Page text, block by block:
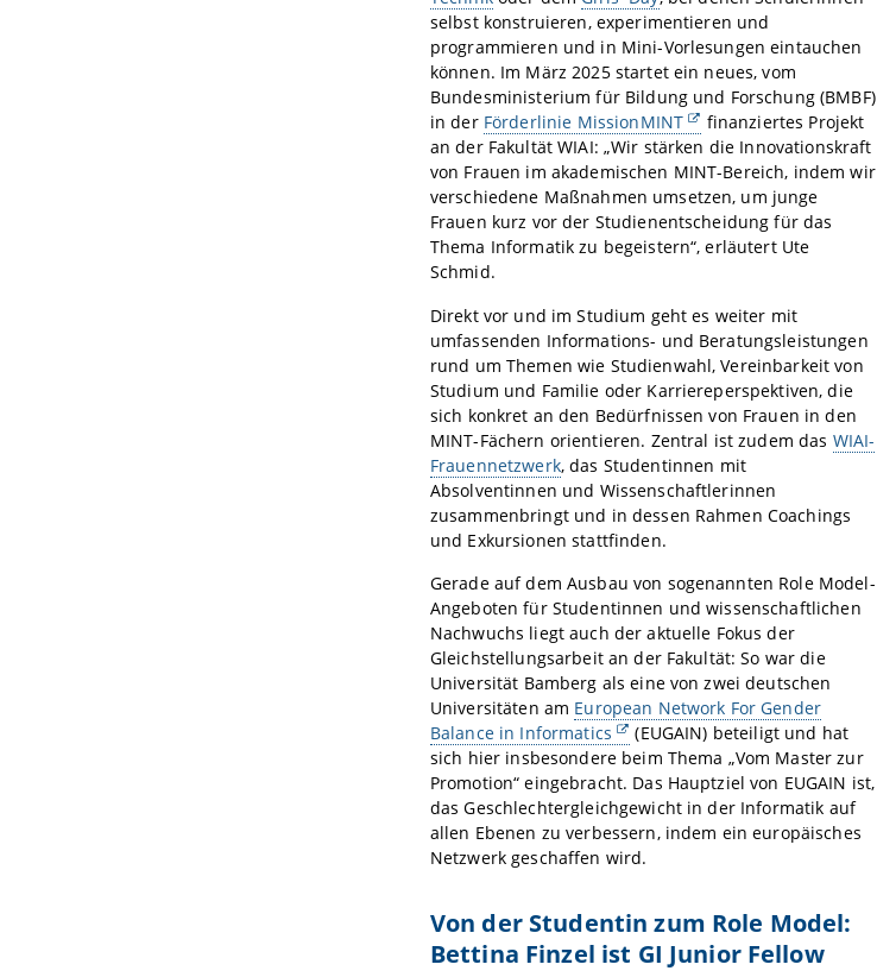
selbst konstruieren, experimentieren und
programmieren und in Mini-Vorlesungen eintauchen
können. Im März 2025 startet ein neues, vom
Bundesministerium für Bildung und Forschung (BMBF)
in der Förderlinie MissionMINT
finanziertes Projekt
an der Fakultät WIAI: „Wir stärken die Innovationskraft
von Frauen im akademischen MINT-Bereich, indem wir
verschiedene Maßnahmen umsetzen, um junge
Frauen kurz vor der Studienentscheidung für das
Thema Informatik zu begeistern“, erläutert Ute
Schmid.
Direkt vor und im Studium geht es weiter mit
umfassenden Informations- und Beratungsleistungen
rund um Themen wie Studienwahl, Vereinbarkeit von
Studium und Familie oder Karriereperspektiven, die
sich konkret an den Bedürfnissen von Frauen in den
MINT-Fächern orientieren. Zentral ist zudem das WIAI-
Frauennetzwerk, das Studentinnen mit
Absolventinnen und Wissenschaftlerinnen
zusammenbringt und in dessen Rahmen Coachings
und Exkursionen stattfinden.
Gerade auf dem Ausbau von sogenannten Role Model-
Angeboten für Studentinnen und wissenschaftlichen
Nachwuchs liegt auch der aktuelle Fokus der
Gleichstellungsarbeit an der Fakultät: So war die
Universität Bamberg als eine von zwei deutschen
Universitäten am European Network For Gender
Balance in Informatics
(EUGAIN) beteiligt und hat
sich hier insbesondere beim Thema „Vom Master zur
Promotion“ eingebracht. Das Hauptziel von EUGAIN ist,
das Geschlechtergleichgewicht in der Informatik auf
allen Ebenen zu verbessern, indem ein europäisches
Netzwerk geschaffen wird.
Von der Studentin zum Role Model:
Bettina Finzel ist GI Junior Fellow